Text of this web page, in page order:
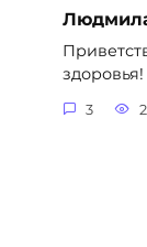
здоровья!
3